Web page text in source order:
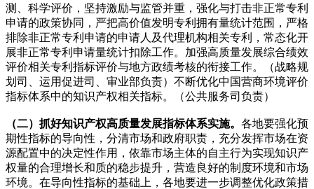
测、科学评价，坚持激励与监管并重，强化与打击非正常专利
申请的政策协同，严把高价值发明专利拥有量统计范围，严格
排除非正常专利申请的申请人及代理机构相关专利，常态化开
展非正常专利申请量统计扣除工作。加强高质量发展综合绩效
评价相关专利指标评价与地方政绩考核的衔接工作。（战略规
划司、运用促进司、审业部负责）不断优化中国营商环境评价
指标体系中的知识产权相关指标。（公共服务司负责）
（二）抓好知识产权高质量发展指标体系实施。 各地要强化预
期性指标的导向性，分清市场和政府职责，充分发挥市场在资
源配置中的决定性作用，依靠市场主体的自主行为实现知识产
权量的合理增长和质的稳步提升，营造良好的制度环境和市场
环境。在导向性指标的基础上，各地要进一步调整优化政策措